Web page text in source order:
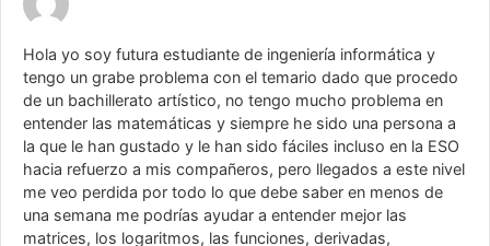
Hola yo soy futura estudiante de ingeniería informática y
tengo un grabe problema con el temario dado que procedo
de un bachillerato artístico, no tengo mucho problema en
entender las matemáticas y siempre he sido una persona a
la que le han gustado y le han sido fáciles incluso en la ESO
hacia refuerzo a mis compañeros, pero llegados a este nivel
me veo perdida por todo lo que debe saber en menos de
una semana me podrías ayudar a entender mejor las
matrices, los logaritmos, las funciones, derivadas,